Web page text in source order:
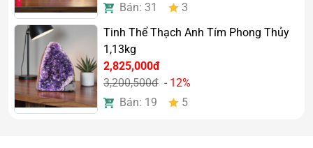
Đặc biệt, người làm công việc trí óc hoặc kinh doanh
thường lựa chọn thạch anh tím để tăng sự minh mẫn và
hỗ trợ đưa ra quyết định hiệu quả.
Bán: 31
3
Tinh Thể Thạch Anh Tím Phong Thủy
1,13kg
2,825,000đ
3,200,500đ - 12%
Bán: 19
5